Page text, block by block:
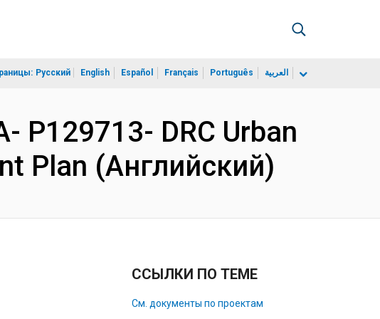
Русский English Español Français Português العربية
P129713- DRC Urban
Plan (Английский)
ССЫЛКИ ПО ТЕМЕ
См. документы по проектам